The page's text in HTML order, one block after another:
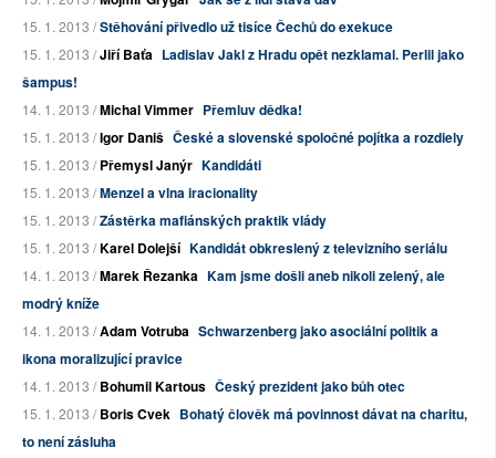
15. 1. 2013 /Stěhování přivedlo už tisíce Čechů do exekuce
15. 1. 2013 /Jiří Baťa Ladislav Jakl z Hradu opět nezklamal. Perlil jako
šampus!
14. 1. 2013 /Michal Vimmer Přemluv dědka!
15. 1. 2013 /Igor Daniš České a slovenské spoločné pojítka a rozdiely
15. 1. 2013 /Přemysl Janýr Kandidáti
15. 1. 2013 /Menzel a vlna iracionality
15. 1. 2013 /Zástěrka mafiánských praktik vlády
15. 1. 2013 /Karel Dolejší Kandidát obkreslený z televizního seriálu
14. 1. 2013 /Marek Řezanka Kam jsme došli aneb nikoli zelený, ale
modrý kníže
14. 1. 2013 /Adam Votruba Schwarzenberg jako asociální politik a
ikona moralizující pravice
14. 1. 2013 /Bohumil Kartous Český prezident jako bůh otec
15. 1. 2013 /Boris Cvek Bohatý člověk má povinnost dávat na charitu,
to není zásluha